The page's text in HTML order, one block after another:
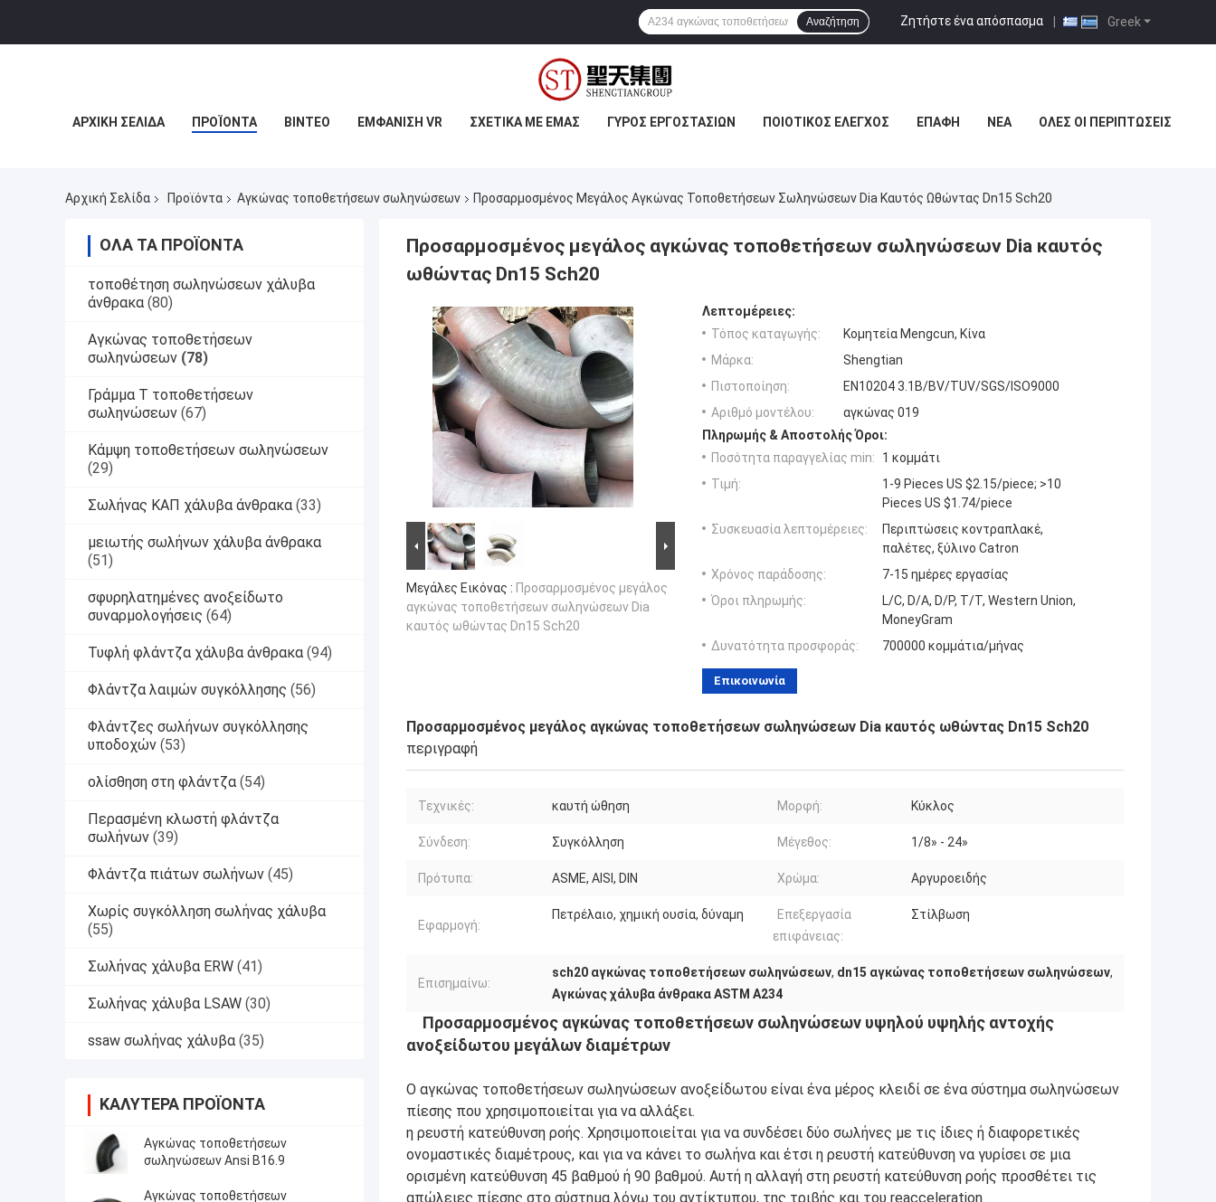
Greek
Ζητήστε ένα απόσπασμα |
Αναζήτηση
ΑΡΧΙΚΉ ΣΕΛΊΔΑ ΠΡΟΪΌΝΤΑ ΒΊΝΤΕΟ ΕΜΦΆΝΙΣΗ VR ΣΧΕΤΙΚΆ ΜΕ ΕΜΆΣ ΓΎΡΟΣ ΕΡΓΟΣΤΑΣΊΩΝ ΠΟΙΟΤΙΚΌΣ ΈΛΕΓΧΟΣ ΕΠΑΦΉ ΝΈΑ ΌΛΕΣ ΟΙ ΠΕΡΙΠΤΏΣΕΙΣ
Αρχική Σελίδα Προϊόντα Αγκώνας τοποθετήσεων σωληνώσεων Προσαρμοσμένος Μεγάλος Αγκώνας Τοποθετήσεων Σωληνώσεων Dia Καυτός Ωθώντας Dn15 Sch20
ΌΛΑ ΤΑ ΠΡΟΪΌΝΤΑ
τοποθέτηση σωληνώσεων χάλυβα
άνθρακα (80)
Αγκώνας τοποθετήσεων
σωληνώσεων (78)
Γράμμα Τ τοποθετήσεων
σωληνώσεων (67)
Κάμψη τοποθετήσεων σωληνώσεων
(29)
Σωλήνας ΚΑΠ χάλυβα άνθρακα (33)
μειωτής σωλήνων χάλυβα άνθρακα
(51)
σφυρηλατημένες ανοξείδωτο
συναρμολογήσεις (64)
Τυφλή φλάντζα χάλυβα άνθρακα (94)
Φλάντζα λαιμών συγκόλλησης (56)
Φλάντζες σωλήνων συγκόλλησης
υποδοχών (53)
ολίσθηση στη φλάντζα (54)
Περασμένη κλωστή φλάντζα
σωλήνων (39)
Φλάντζα πιάτων σωλήνων (45)
Χωρίς συγκόλληση σωλήνας χάλυβα
(55)
Σωλήνας χάλυβα ERW (41)
Σωλήνας χάλυβα LSAW (30)
ssaw σωλήνας χάλυβα (35)
ΚΑΛΎΤΕΡΑ ΠΡΟΪΌΝΤΑ
Αγκώνας τοποθετήσεων
σωληνώσεων Ansi B16.9
Αγκώνας τοποθετήσεων
Προσαρμοσμένος μεγάλος αγκώνας τοποθετήσεων σωληνώσεων Dia καυτός
ωθώντας Dn15 Sch20
Μεγάλες Εικόνας : Προσαρμοσμένος μεγάλος
αγκώνας τοποθετήσεων σωληνώσεων Dia
καυτός ωθώντας Dn15 Sch20
Λεπτομέρειες:
Τόπος καταγωγής:
Κομητεία Mengcun, Κίνα
Μάρκα:
Shengtian
Πιστοποίηση:
EN10204 3.1B/BV/TUV/SGS/ISO9000
Αριθμό μοντέλου:
αγκώνας 019
Πληρωμής & Αποστολής Όροι:
Ποσότητα παραγγελίας min:
1 κομμάτι
Τιμή:
1-9 Pieces US $2.15/piece; >10
Pieces US $1.74/piece
Συσκευασία λεπτομέρειες:
Περιπτώσεις κοντραπλακέ,
παλέτες, ξύλινο Catron
Χρόνος παράδοσης:
7-15 ημέρες εργασίας
Όροι πληρωμής:
L/C, D/A, D/P, T/T, Western Union,
MoneyGram
Δυνατότητα προσφοράς:
700000 κομμάτια/μήνας
Επικοινωνία
Προσαρμοσμένος μεγάλος αγκώνας τοποθετήσεων σωληνώσεων Dia καυτός ωθώντας Dn15 Sch20
περιγραφή
Τεχνικές: καυτή ώθηση Μορφή: Κύκλος
Σύνδεση: Συγκόλληση Μέγεθος: 1/8» - 24»
Πρότυπα: ASME, AISI, DIN Χρώμα: Αργυροειδής
Εφαρμογή:
Πετρέλαιο, χημική ουσία, δύναμη
Επεξεργασία
επιφάνειας:
Στίλβωση
Επισημαίνω:
sch20 αγκώνας τοποθετήσεων σωληνώσεων, dn15 αγκώνας τοποθετήσεων σωληνώσεων,
Αγκώνας χάλυβα άνθρακα ASTM A234
Προσαρμοσμένος αγκώνας τοποθετήσεων σωληνώσεων υψηλού υψηλής αντοχής
ανοξείδωτου μεγάλων διαμέτρων
Ο αγκώνας τοποθετήσεων σωληνώσεων ανοξείδωτου είναι ένα μέρος κλειδί σε ένα σύστημα σωληνώσεων
πίεσης που χρησιμοποιείται για να αλλάξει.
η ρευστή κατεύθυνση ροής. Χρησιμοποιείται για να συνδέσει δύο σωλήνες με τις ίδιες ή διαφορετικές
ονομαστικές διαμέτρους, και για να κάνει το σωλήνα και έτσι η ρευστή κατεύθυνση να γυρίσει σε μια
ορισμένη κατεύθυνση 45 βαθμού ή 90 βαθμού. Αυτή η αλλαγή στη ρευστή κατεύθυνση ροής προσθέτει τις
απώλειες πίεσης στο σύστημα λόγω του αντίκτυπου, της τριβής και του reacceleration.